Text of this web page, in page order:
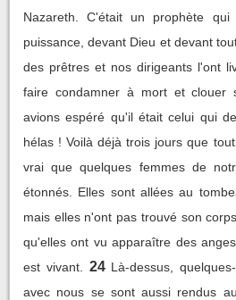
Nazareth. C'était un prophète
puissance, devant Dieu et devant
des prêtres et nos dirigeants l'ont
faire condamner à mort et clouer
avions espéré qu'il était celui qui
hélas ! Voilà déjà trois jours que
vrai que quelques femmes de
étonnés. Elles sont allées au
mais elles n'ont pas trouvé son
qu'elles ont vu apparaître des
est vivant.
24 Là-dessus,
avec nous se sont aussi rendus